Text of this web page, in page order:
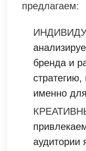
предлагаем:
бренда и
стратегию,
именно
аудитории